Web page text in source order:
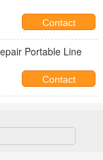
Contact
Portable Line
Contact